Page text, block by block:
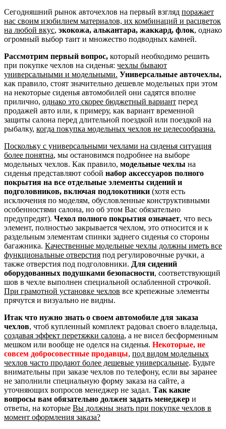
Сегодняшний рынок авточехлов на первый взгляд поражает
нас своим изобилием материалов, их комбинаций и расцветок
на любой вкус, экокожа, алькантара, жаккард, флок, однако
огромный выбор таит и множество подводных камней.
Рассмотрим первый вопрос, который необходимо решить
при покупке чехлов на сиденья: чехлы бывают
универсальными и модельными. Универсальные авточехлы,
как правило, стоят значительно дешевле модельных при этом
на некоторые сиденья автомобилей они садятся вполне
прилично, однако это скорее бюджетный вариант перед
продажей авто или, к примеру, как вариант временной
защиты салона перед длительной поездкой или поездкой на
рыбалку, когда покупка модельных чехлов не целесообразна.
Поскольку с универсальными чехлами на сиденья ситуация
более понятна, мы остановимся подробнее на выборе
модельных чехлов. Как правило, модельные чехлы на
сиденья представляют собой набор аксессуаров полного
покрытия на все отдельные элементы сидений и
подголовников, включая подлокотники (хотя есть
исключения по моделям, обусловленные конструктивными
особенностями салона, но об этом Вас обязательно
предупредят). Чехол полного покрытия означает, что весь
элемент, полностью закрывается чехлом, это относится и к
раздельным элементам спинки заднего сиденья со стороны
багажника. Качественные модельные чехлы должны иметь все
функциональные отверстия под регулировочные ручки, а
также отверстия под подголовники. Для сидений
оборудованных подушками безопасности, соответствующий
шов в чехле выполнен специальной ослабленной строчкой.
При грамотной установке чехлов все крепежные элементы
прячутся и визуально не видны.
Итак что нужно знать о своем автомобиле для заказа
чехлов, чтоб купленный комплект радовал своего владельца,
создавая эффект перетяжки салона, а не висел бесформенным
мешком или вообще не оделся на сиденья. Некоторые, не
совсем добросовестные продавцы, под видом модельных
чехлов часто продают более дешевые универсальные. Будьте
внимательны при заказе чехлов по телефону, если вы заранее
не заполнили специальную форму заказа на сайте, а
уточняющих вопросов менеджер не задал. Так какие
вопросы вам обязательно должен задать менеджер и
ответы, на которые Вы должны знать при покупке чехлов в
момент оформления заказа?